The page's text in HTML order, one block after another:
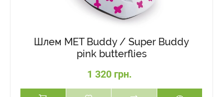
Шлем MET Buddy / Super Buddy
pink butterflies
1 320 грн.